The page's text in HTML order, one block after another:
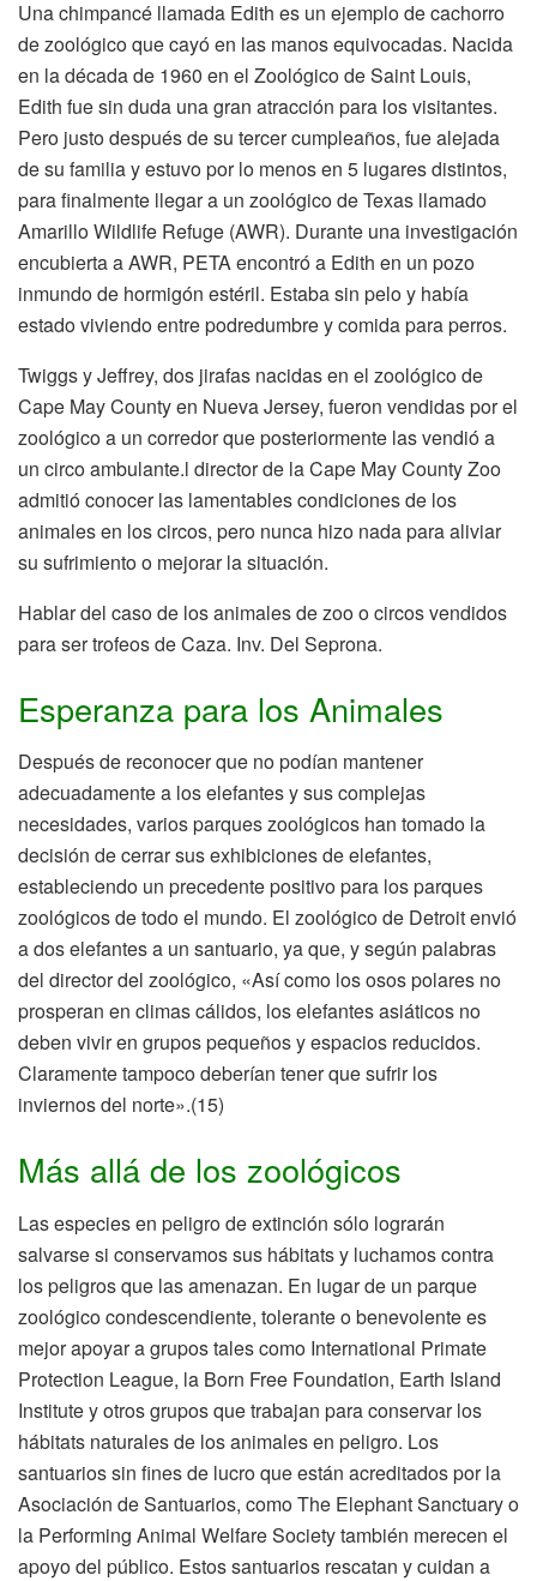
Una chimpancé llamada Edith es un ejemplo de cachorro
de zoológico que cayó en las manos equivocadas. Nacida
en la década de 1960 en el Zoológico de Saint Louis,
Edith fue sin duda una gran atracción para los visitantes.
Pero justo después de su tercer cumpleaños, fue alejada
de su familia y estuvo por lo menos en 5 lugares distintos,
para finalmente llegar a un zoológico de Texas llamado
Amarillo Wildlife Refuge (AWR). Durante una investigación
encubierta a AWR, PETA encontró a Edith en un pozo
inmundo de hormigón estéril. Estaba sin pelo y había
estado viviendo entre podredumbre y comida para perros.
Twiggs y Jeffrey, dos jirafas nacidas en el zoológico de
Cape May County en Nueva Jersey, fueron vendidas por el
zoológico a un corredor que posteriormente las vendió a
un circo ambulante.l director de la Cape May County Zoo
admitió conocer las lamentables condiciones de los
animales en los circos, pero nunca hizo nada para aliviar
su sufrimiento o mejorar la situación.
Hablar del caso de los animales de zoo o circos vendidos
para ser trofeos de Caza. Inv. Del Seprona.
Esperanza para los Animales
Después de reconocer que no podían mantener
adecuadamente a los elefantes y sus complejas
necesidades, varios parques zoológicos han tomado la
decisión de cerrar sus exhibiciones de elefantes,
estableciendo un precedente positivo para los parques
zoológicos de todo el mundo. El zoológico de Detroit envió
a dos elefantes a un santuario, ya que, y según palabras
del director del zoológico, «Así como los osos polares no
prosperan en climas cálidos, los elefantes asiáticos no
deben vivir en grupos pequeños y espacios reducidos.
Claramente tampoco deberían tener que sufrir los
inviernos del norte».(15)
Más allá de los zoológicos
Las especies en peligro de extinción sólo lograrán
salvarse si conservamos sus hábitats y luchamos contra
los peligros que las amenazan. En lugar de un parque
zoológico condescendiente, tolerante o benevolente es
mejor apoyar a grupos tales como International Primate
Protection League, la Born Free Foundation, Earth Island
Institute y otros grupos que trabajan para conservar los
hábitats naturales de los animales en peligro. Los
santuarios sin fines de lucro que están acreditados por la
Asociación de Santuarios, como The Elephant Sanctuary o
la Performing Animal Welfare Society también merecen el
apoyo del público. Estos santuarios rescatan y cuidan a